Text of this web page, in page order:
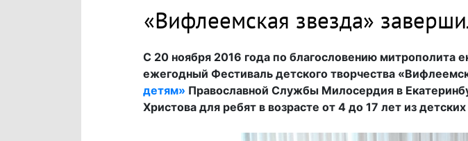
«Вифлеемская звезда»
С 20 ноября 2016 года по благословению митрополита
ежегодный Фестиваль детского творчества
детям» Православной Службы Милосердия в
Христова для ребят в возрасте от 4 до 17 лет из